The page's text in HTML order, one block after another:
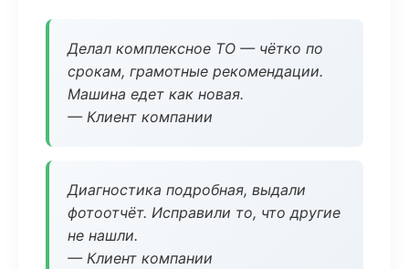
Делал комплексное ТО — чётко по
срокам, грамотные рекомендации.
Машина едет как новая.
— Клиент компании
Диагностика подробная, выдали
фотоотчёт. Исправили то, что другие
не нашли.
— Клиент компании